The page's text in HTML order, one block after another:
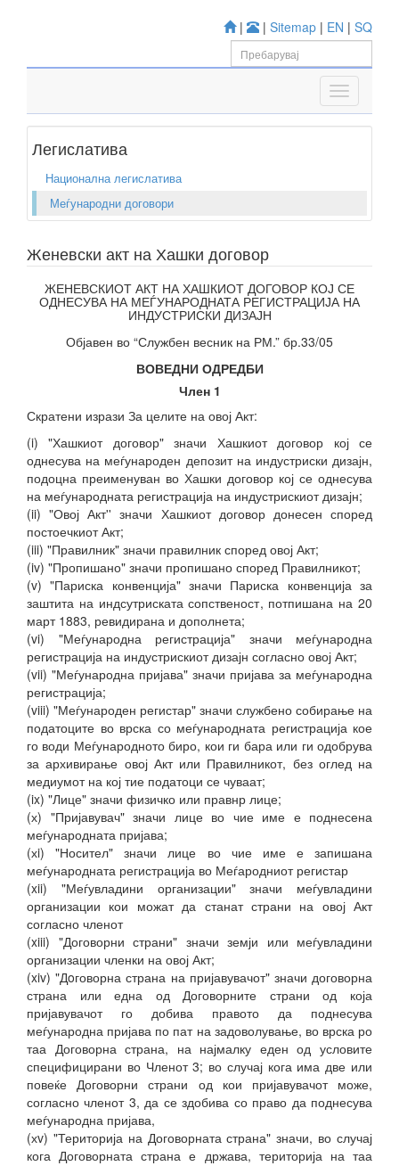
| | Sitemap | EN | SQ
Легислатива
Национална легислатива
Меѓународни договори
Женевски акт на Хашки договор
ЖЕНЕВСКИОТ АКТ НА ХАШКИОТ ДОГОВОР КОЈ СЕ
ОДНЕСУВА НА МЕЃУНАРОДНАТА РЕГИСТРАЦИЈА НА
ИНДУСТРИСКИ ДИЗАЈН
Објавен во “Службен весник на РМ.” бр.33/05
ВОВЕДНИ ОДРЕДБИ
Член 1
Скратени изрази За целите на овој Акт:
(i) "Хашкиот договор" значи Хашкиот договор кој се
однесува на меѓународен депозит на индустриски дизајн,
подоцна преименуван во Хашки договор кој се однесува
на меѓународната регистрација на индустрискиот дизајн;
(ii) "Овој Акт'' значи Хашкиот договор донесен според
постоечкиот Акт;
(iii) "Правилник" значи правилник според овој Акт;
(iv) "Пропишано" значи пропишано според Правилникот;
(v) "Париска конвенција" значи Париска конвенција за
заштита на индсутриската сопственост, потпишана на 20
март 1883, ревидирана и дополнета;
(vi) "Меѓународна регистрација" значи меѓународна
регистрација на индустрискиот дизајн согласно овој Акт;
(vii) "Меѓународна пријава" значи пријава за меѓународна
регистрација;
(viii) "Меѓународен регистар" значи службено собирање на
податоците во врска со меѓународната регистрација кое
го води Меѓународното биро, кои ги бара или ги одобрува
за архивирање овој Акт или Правилникот, без оглед на
медиумот на кој тие податоци се чуваат;
(ix) "Лице" значи физичко или правнр лице;
(х) "Пријавувач" значи лице во чие име е поднесена
меѓународната пријава;
(хi) "Носител" значи лице во чие име е запишана
меѓународната регистрација во Меѓародниот регистар
(xii) "Меѓувладини организации" значи меѓувладини
организации кои можат да станат страни на овој Акт
согласно членот
(xiii) "Договорни страни" значи земји или меѓувладини
организации членки на овој Акт;
(xiv) "Дoговорна страна на пријавувачот" значи договорна
страна или една од Договорните страни од која
пријавувачот го добива правото да поднесува
меѓународна пријава по пат на задоволување, во врска ро
таа Договорна страна, на најмалку еден од условите
специфицирани во Членот 3; во случај кога има две или
повеќе Договорни страни од кои пријавувачот може,
согласно членот 3, да се здобива со право да поднесува
меѓународна пријава,
(хv) "Територија на Договорната страна" значи, во случај
кога Договорната страна е држава, територија на таа